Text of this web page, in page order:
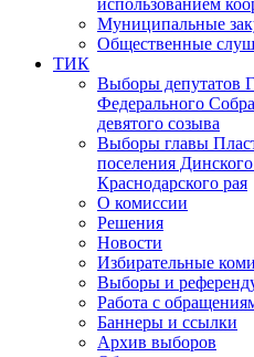
использованием
Муниципальные
Общественные
ТИК
Выборы депутатов
Федерального
девятого созыва
Выборы главы
поселения
Краснодарского рая
О комиссии
Решения
Новости
Избирательные
Выборы и
Работа с
Баннеры и ссылки
Архив выборов